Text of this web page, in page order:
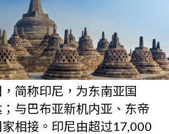
简称印尼，为东南亚国
与巴布亚新机内亚、东帝
相接。印尼由超过17,000